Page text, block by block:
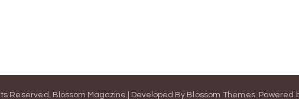
Reserved. Blossom Magazine | Developed By Blossom Themes. Powered